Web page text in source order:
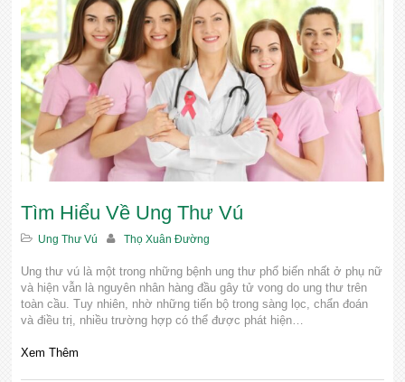
YOUTUBE
Tìm Hiểu Về Ung Thư Vú
Ung Thư Vú Thọ Xuân Đường
Ung thư vú là một trong những bệnh ung thư phổ biến nhất ở phụ nữ
và hiện vẫn là nguyên nhân hàng đầu gây tử vong do ung thư trên
toàn cầu. Tuy nhiên, nhờ những tiến bộ trong sàng lọc, chẩn đoán
và điều trị, nhiều trường hợp có thể được phát hiện…
Xem Thêm